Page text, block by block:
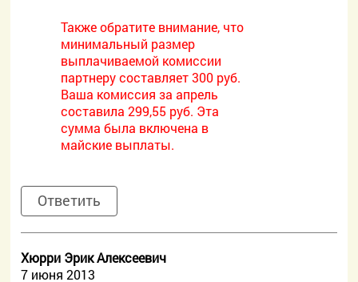
Также обратите внимание, что
минимальный размер
выплачиваемой комиссии
партнеру составляет 300 руб.
Ваша комиссия за апрель
составила 299,55 руб. Эта
сумма была включена в
майские выплаты.
Ответить
Хюрри Эрик Алексеевич
7 июня 2013